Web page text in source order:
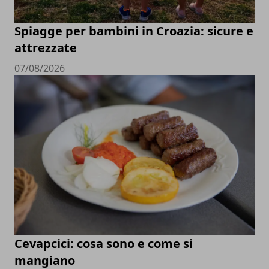
Spiagge per bambini in Croazia: sicure e
attrezzate
07/08/2026
Cevapcici: cosa sono e come si
mangiano